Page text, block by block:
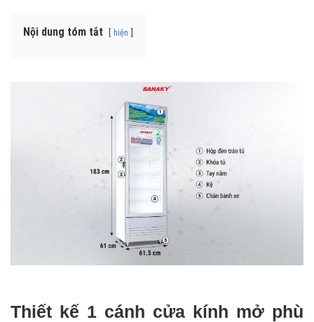
Nội dung tóm tắt hiện
Thiết kế 1 cánh cửa kính mở phù